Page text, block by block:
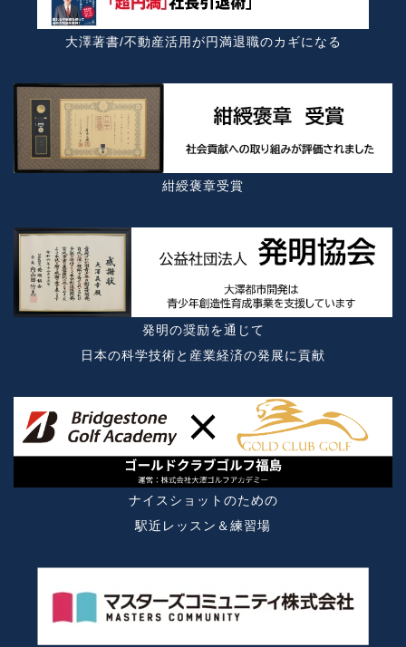
大澤著書/不動産活用が円満退職のカギになる
紺綬褒章受賞
発明の奨励を通じて
日本の科学技術と産業経済の発展に貢献
ナイスショットのための
駅近レッスン＆練習場